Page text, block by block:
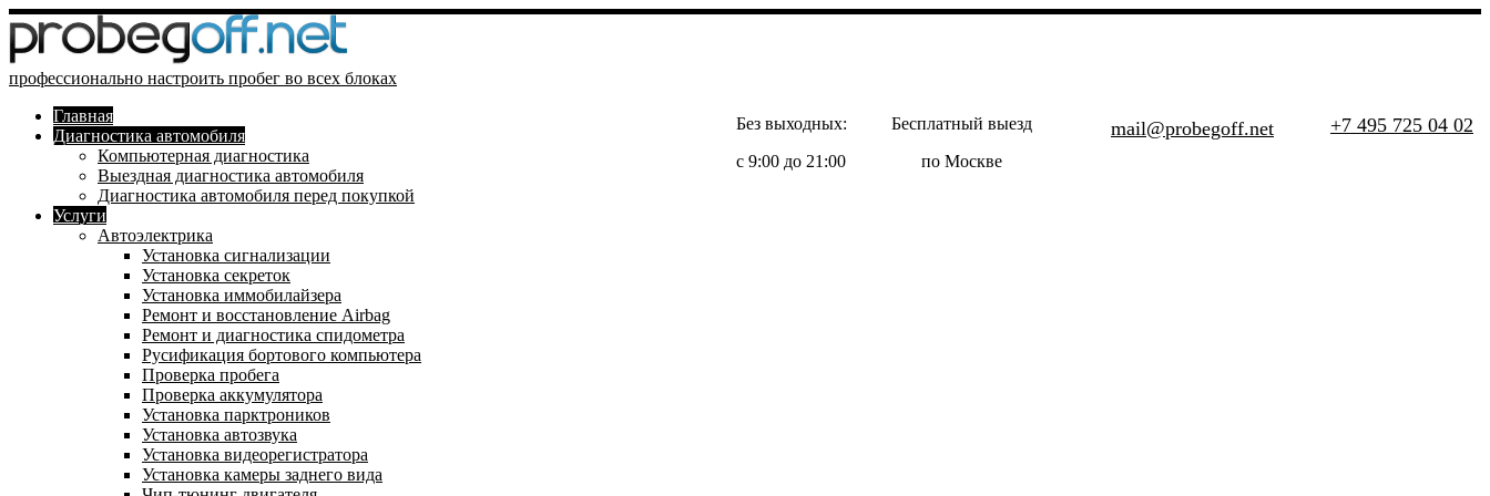
профессионально настроить пробег во всех блоках
+7 495 725 04 02
mail@probegoff.net
Бесплатный выезд
по Москве
Без выходных:
с 9:00 до 21:00
Главная
Диагностика автомобиля
Компьютерная диагностика
Выездная диагностика автомобиля
Диагностика автомобиля перед покупкой
Услуги
Автоэлектрика
Установка сигнализации
Установка секреток
Установка иммобилайзера
Ремонт и восстановление Airbag
Ремонт и диагностика спидометра
Русификация бортового компьютера
Проверка пробега
Проверка аккумулятора
Установка парктроников
Установка автозвука
Установка видеорегистратора
Установка камеры заднего вида